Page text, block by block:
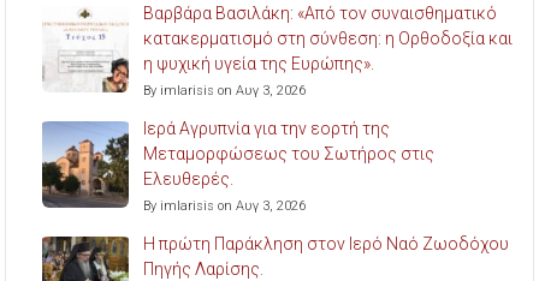
Βαρβάρα Βασιλάκη: «Από τον συναισθηματικό
κατακερματισμό στη σύνθεση: η Ορθοδοξία και
η ψυχική υγεία της Ευρώπης».
By imlarisis on Αυγ 3, 2026
Ιερά Αγρυπνία για την εορτή της
Μεταμορφώσεως του Σωτήρος στις
Ελευθερές.
By imlarisis on Αυγ 3, 2026
Η πρώτη Παράκληση στον Ιερό Ναό Ζωοδόχου
Πηγής Λαρίσης.